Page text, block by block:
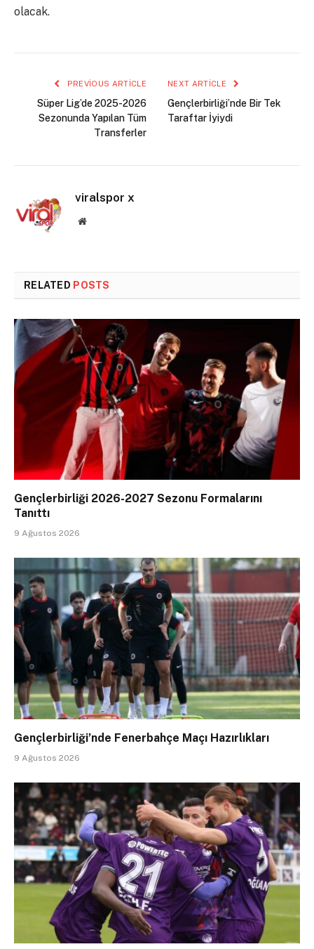
olacak.
PREVIOUS ARTICLE
Süper Lig’de 2025-2026
Sezonunda Yapılan Tüm
Transferler
NEXT ARTICLE
Gençlerbirliği’nde Bir Tek
Taraftar İyiydi
viralspor x
Website
RELATED POSTS
Gençlerbirliği 2026-2027 Sezonu Formalarını
Tanıttı
9 Ağustos 2026
Gençlerbirliği’nde Fenerbahçe Maçı Hazırlıkları
9 Ağustos 2026